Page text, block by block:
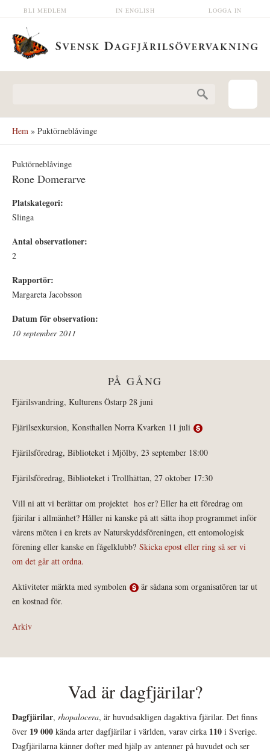
Hoppa till huvudinnehåll LOGGA IN
IN ENGLISH
BLI MEDLEM
Hem » Puktörneblåvinge
Puktörneblåvinge
Rone Domerarve
Platskategori:
Slinga
Antal observationer:
2
Rapportör:
Margareta Jacobsson
Datum för observation:
10 september 2011
PÅ GÅNG
Fjärilsvandring, Kulturens Östarp 28 juni
Fjärilsexkursion, Konsthallen Norra Kvarken 11 juli
Fjärilsföredrag, Biblioteket i Mjölby, 23 september 18:00
Fjärilsföredrag, Biblioteket i Trollhättan, 27 oktober 17:30
Vill ni att vi berättar om projektet hos er? Eller ha ett föredrag om
fjärilar i allmänhet? Håller ni kanske på att sätta ihop programmet inför
vårens möten i en krets av Naturskyddsföreningen, ett entomologisk
förening eller kanske en fågelklubb? Skicka epost eller ring så ser vi
om det går att ordna.
Aktiviteter märkta med symbolen
är sådana som organisatören tar ut
en kostnad för.
Arkiv
Vad är dagfjärilar?
Dagfjärilar, rhopalocera, är huvudsakligen dagaktiva fjärilar. Det finns
över 19 000 kända arter dagfjärilar i världen, varav cirka 110 i Sverige.
Dagfjärilarna känner dofter med hjälp av antenner på huvudet och ser